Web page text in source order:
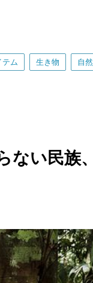
テム 生き物 自然
ない民族